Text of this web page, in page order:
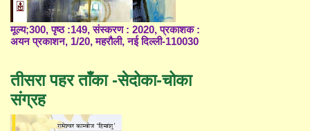
मूल्य;300, पृष्ठ :149, संस्करण : 2020, प्रकाशक :
अयन प्रकाशन, 1/20, महरौली, नई दिल्ली-110030
तीसरा पहर ताँका -सेदोका-चोका
संग्रह